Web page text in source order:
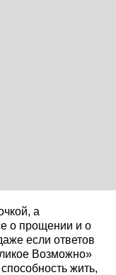
а
о прощении и о
если ответов
Возможно»
жить,